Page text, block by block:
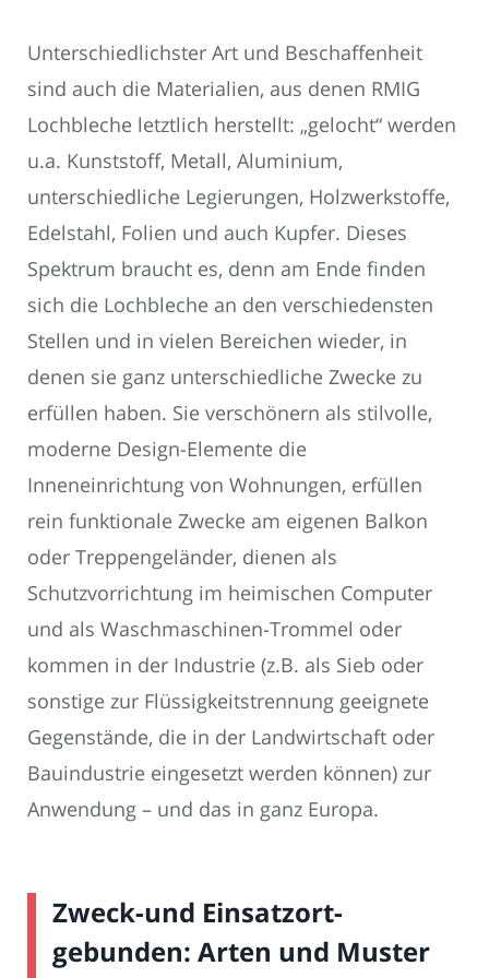
Unterschiedlichster Art und Beschaffenheit
sind auch die Materialien, aus denen RMIG
Lochbleche letztlich herstellt: „gelocht“ werden
u.a. Kunststoff, Metall, Aluminium,
unterschiedliche Legierungen, Holzwerkstoffe,
Edelstahl, Folien und auch Kupfer. Dieses
Spektrum braucht es, denn am Ende finden
sich die Lochbleche an den verschiedensten
Stellen und in vielen Bereichen wieder, in
denen sie ganz unterschiedliche Zwecke zu
erfüllen haben. Sie verschönern als stilvolle,
moderne Design-Elemente die
Inneneinrichtung von Wohnungen, erfüllen
rein funktionale Zwecke am eigenen Balkon
oder Treppengeländer, dienen als
Schutzvorrichtung im heimischen Computer
und als Waschmaschinen-Trommel oder
kommen in der Industrie (z.B. als Sieb oder
sonstige zur Flüssigkeitstrennung geeignete
Gegenstände, die in der Landwirtschaft oder
Bauindustrie eingesetzt werden können) zur
Anwendung – und das in ganz Europa.
Zweck-und Einsatzort-
gebunden: Arten und Muster